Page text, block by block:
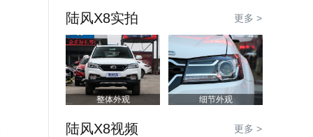
陆风X8实拍 更多 >
整体外观 细节外观
陆风X8视频 更多 >